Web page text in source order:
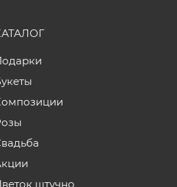
штучно